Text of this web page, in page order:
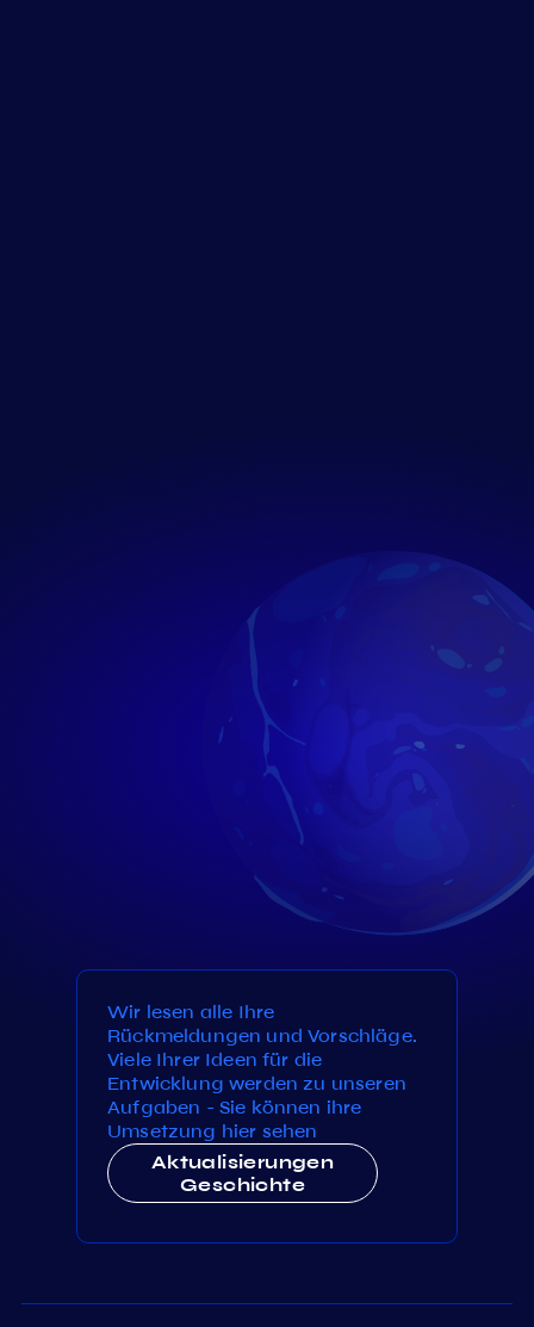
Wir lesen alle Ihre
Rückmeldungen und Vorschläge.
Viele Ihrer Ideen für die
Entwicklung werden zu unseren
Aufgaben - Sie können ihre
Umsetzung hier sehen
Aktualisierungen
Geschichte